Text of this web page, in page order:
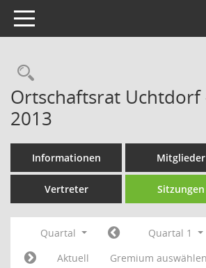
Toggle navigation
Rechercheauswahl
Ortschaftsrat Uchtdorf
2013
Informationen Mitglieder
Vertreter Sitzungen
Quartal Quartal 1
Aktuell
Gremium auswählen